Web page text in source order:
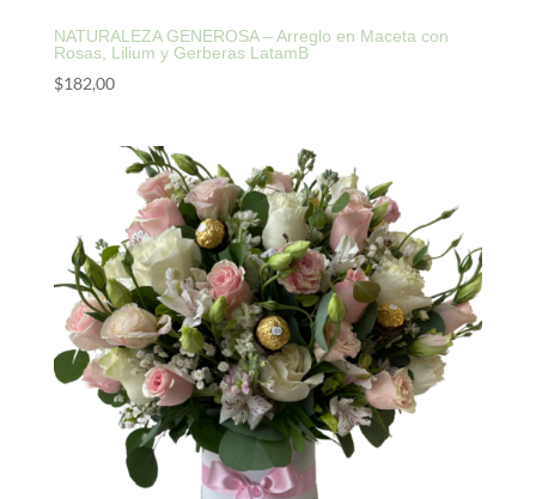
NATURALEZA GENEROSA – Arreglo en Maceta con
Rosas, Lilium y Gerberas LatamB
$182,00